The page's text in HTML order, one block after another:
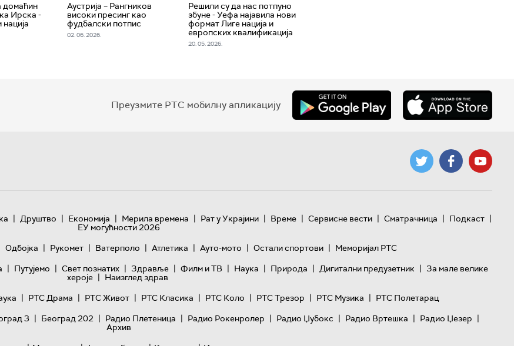
домаћин
Ирска -
Аустрија – Рангников
високи пресинг као
фудбалски потпис
02. 06. 2026.
Решили су да нас потпуно
збуне - Уефа најавила нови
формат Лиге нација и
европских квалификација
20. 05. 2026.
Преузмите РТС мобилну апликацију
| Друштво | Економија | Мерила времена | Рат у Украјини | Време | Сервисне вести | Сматрачница | Подкаст |
ЕУ могућности 2026
Одбојка | Рукомет | Ватерполо | Атлетика | Ауто-мото | Остали спортови | Меморијал РТС
| Путујемо | Свет познатих | Здравље | Филм и ТВ | Наука | Природа | Дигитални предузетник | За мале велике
хероје | Наизглед здрав
| РТС Драма | РТС Живот | РТС Класика | РТС Коло | РТС Трезор | РТС Музика | РТС Полетарац
3 | Београд 202 | Радио Плетеница | Радио Рокенролер | Радио Џубокс | Радио Вртешка | Радио Џезер |
Архив